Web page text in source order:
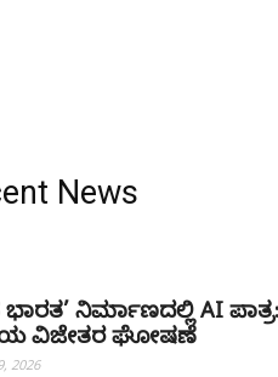
News
ಭಾರತ’ ನಿರ್ಮಾಣದಲ್ಲಿ AI ಪಾತ್ರ:
ವಿಜೇತರ ಘೋಷಣೆ
2026